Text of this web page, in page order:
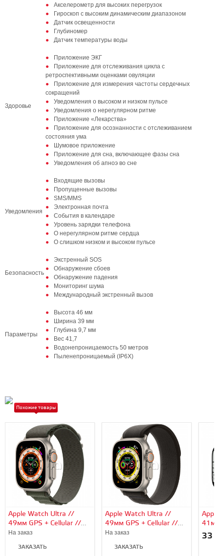
Акселерометр для высоких перегрузок
Гироскоп с высоким динамическим диапазоном
Датчик освещенности
Глубиномер
Датчик температуры воды
Здоровье
Приложение ЭКГ
Приложение для отслеживания цикла с
ретроспективными оценками овуляции
Приложение для измерения частоты сердечных
сокращений
Уведомления о высоком и низком пульсе
Уведомления о нерегулярном ритме
Приложение «Лекарства»
Приложение для осознанности с отслеживанием
состояния ума
Шумовое приложение
Приложение для сна, включающее фазы сна
Уведомления об апноэ во сне
Уведомления
Входящие вызовы
Пропущенные вызовы
SMS/MMS
Электронная почта
События в календаре
Уровень зарядки телефона
О нерегулярном ритме сердца
О слишком низком и высоком пульсе
Безопасность
Экстренный SOS
Обнаружение сбоев
Обнаружение падения
Мониторинг шума
Международный экстренный вызов
Параметры
Высота 46 мм
Ширина 39 мм
Глубина 9,7 мм
Вес 41,7
Водонепроницаемость 50 метров
Пыленепроницаемый (IP6X)
Похожие товары
Apple Watch Ultra //
49мм GPS + Cellular //
Корпус из титана,
зеленого цвета, S
На заказ
ЗАКАЗАТЬ
Apple Watch Ultra //
49мм GPS + Cellular //
Корпус из титана,
черно-серого цвета, M/L
На заказ
ЗАКАЗАТЬ
33